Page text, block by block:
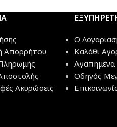
Απορρήτου
Ακυρώσεις
Ο
Καλάθι
Αγαπημένα
Οδηγός